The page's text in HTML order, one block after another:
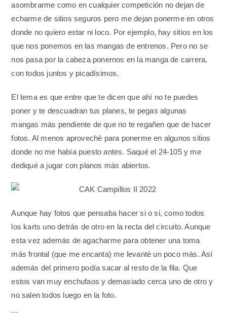
asombrarme como en cualquier competición no dejan de
echarme de sitios seguros pero me dejan ponerme en otros
donde no quiero estar ni loco. Por ejemplo, hay sitios en los
que nos ponemos en las mangas de entrenos. Pero no se
nos pasa por la cabeza ponernos en la manga de carrera,
con todos juntos y picadísimos.
El tema es que entre que te dicen que ahí no te puedes
poner y te descuadran tus planes, te pegas algunas
mangas más pendiente de que no te regañen que de hacer
fotos. Al menos aproveché para ponerme en algunos sitios
donde no me había puesto antes. Saqué el 24-105 y me
dediqué a jugar con planos más abiertos.
Aunque hay fotos que pensaba hacer si o si, como todos
los karts uno detrás de otro en la recta del circuito. Aunque
esta vez además de agacharme para obtener una toma
más frontal (que me encanta) me levanté un poco más. Así
además del primero podía sacar al resto de la fila. Que
estos van muy enchufaos y demasiado cerca uno de otro y
no salen todos luego en la foto.